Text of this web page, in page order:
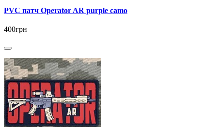
PVC патч Operator AR purple camo
400грн